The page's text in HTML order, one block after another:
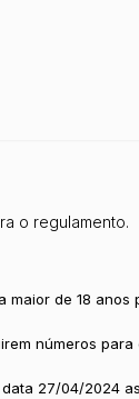
o regulamento.
maior de 18 anos
números
27/04/2024